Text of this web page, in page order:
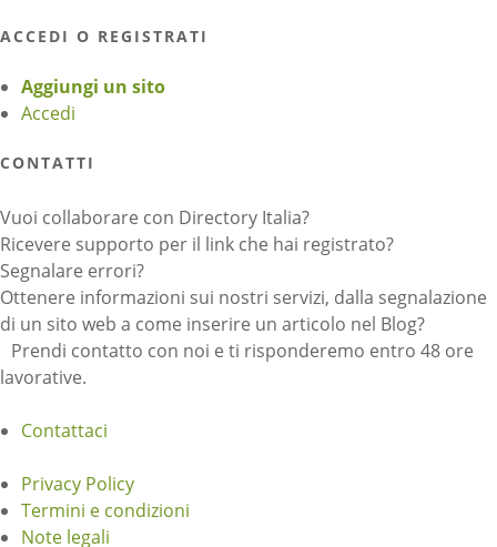
ACCEDI O REGISTRATI
Aggiungi un sito
Accedi
CONTATTI
Vuoi collaborare con Directory Italia?
Ricevere supporto per il link che hai registrato?
Segnalare errori?
Ottenere informazioni sui nostri servizi, dalla segnalazione
di un sito web a come inserire un articolo nel Blog?
Prendi contatto con noi e ti risponderemo entro 48 ore
lavorative.
Contattaci
Privacy Policy
Termini e condizioni
Note legali